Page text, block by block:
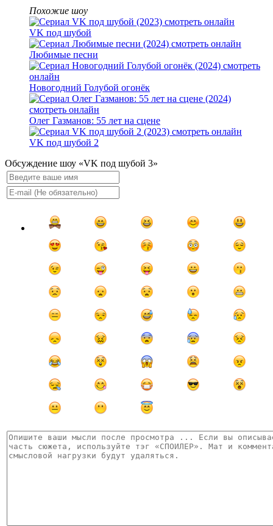
Похожие шоу
VK под шубой
Любимые песни
Новогодний Голубой огонёк
Олег Газманов: 55 лет на сцене
VK под шубой 2
Обсуждение шоу «VK под шубой 3»